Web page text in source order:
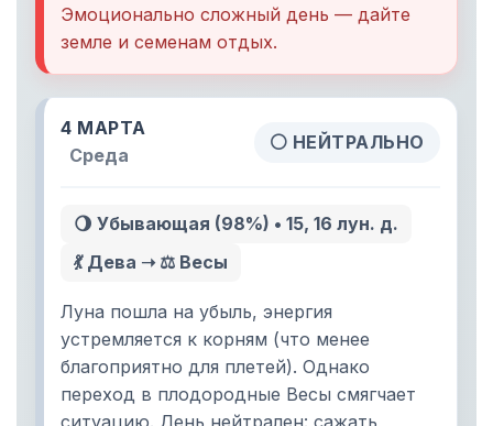
Эмоционально сложный день — дайте
земле и семенам отдых.
4 МАРТА
Среда
⚪ НЕЙТРАЛЬНО
🌖 Убывающая (98%) • 15, 16 лун. д.
💃 Дева ➝ ⚖️ Весы
Луна пошла на убыль, энергия
устремляется к корням (что менее
благоприятно для плетей). Однако
переход в плодородные Весы смягчает